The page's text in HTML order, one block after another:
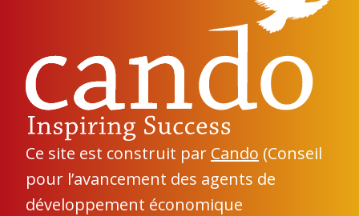
Ce site est construit par Cando (Conseil
pour l’avancement des agents de
développement économique